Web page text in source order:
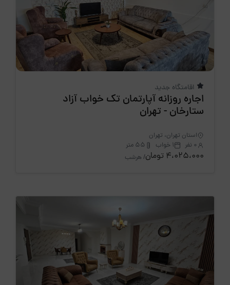
اقامتگاه جدید
اجاره روزانه آپارتمان تک خواب آزاد
ستارخان - تهران
استان تهران، تهران
0 نفر
1 خواب 55 متر
4،025،000 تومان / هرشب